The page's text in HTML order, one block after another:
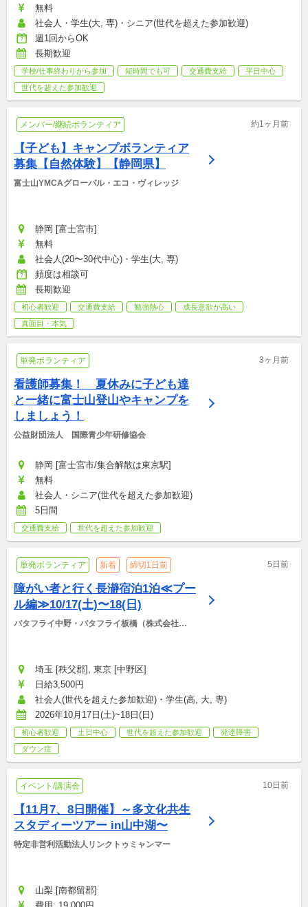
無料
社会人・学生(大, 専)・シニア(世代を超えた参加歓迎)
週1回からOK
長期歓迎
学校/仕事終わりから参加 短時間でも可 交通費支給
平日中心
世代を超えた参加歓迎
メンバー/継続ボランティア 約1ヶ月前
【子ども】キャンプボランティア
募集【自然体験】【静岡県】
富士山YMCAグローバル・エコ・ヴィレッジ
静岡 [富士宮市]
無料
社会人(20〜30代中心)・学生(大, 専)
頻度は相談可
長期歓迎
初心者歓迎 交通費支給 勉強熱心
成長意欲が高い
真面目・本気
単発ボランティア 3ヶ月前
看護師募集！　夏休みに子ども達
と一緒に富士山登山やキャンプを
しましょう！
公益財団法人　国際青少年研修協会
静岡 [富士宮市/集合解散は東京駅]
無料
社会人・シニア(世代を超えた参加歓迎)
5日間
交通費支給 世代を超えた参加歓迎
単発ボランティア 新着 締切1日前 5日前
障がい者と行く長瀞宿泊1泊≪プー
ル編≫10/17(土)〜18(日)
バタフライ中野・バタフライ板橋（株式会社
埼玉 [秩父郡], 東京 [中野区]
日給3,500円
社会人(世代を超えた参加歓迎)・学生(高, 大, 専)
2026年10月17日(土)~18日(日)
初心者歓迎 土日中心 世代を超えた参加歓迎
発達障害
ダウン症
イベント/講演会 10日前
【11月7、8日開催】～多文化共生
スタディーツアー in山中湖〜
特定非営利活動法人リンクトゥミャンマー
山梨 [南都留郡]
費用: 19,000円